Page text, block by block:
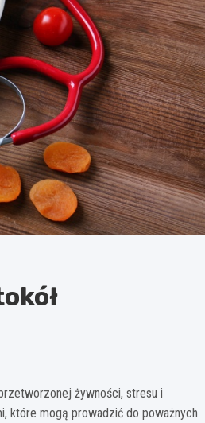
żywności, stresu i
które mogą prowadzić do poważnych